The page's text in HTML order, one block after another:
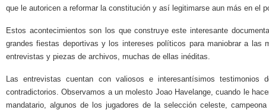
que le autoricen a reformar la constitución y así legitimarse aun más en el
Estos acontecimientos son los que construye este interesante
grandes fiestas deportivas y los intereses políticos para maniobrar a
entrevistas y piezas de archivos, muchas de ellas inéditas.
Las entrevistas cuentan con valiosos e interesantísimos
contradictorios. Observamos a un molesto Joao Havelange, cuando le
mandatario, algunos de los jugadores de la selección celeste,